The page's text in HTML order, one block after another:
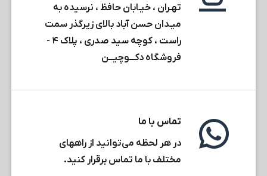
تهـران ، خیـابان حافظ ، نرسیده به
میـدان حسن آباد بالای زیرگذر سمت
راست ، کوچه سید صدری ، پلاک ۴ -
فروشگاه دکـــوچیـــن
تماس با ما
در هر لحظه می‌توانید از راههای
مختلف با ما تماس برقرار کنید.